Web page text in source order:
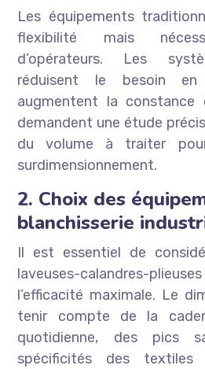
Les équipements
flexibilité mais
d’opérateurs. Les
réduisent le besoin en
augmentent la
demandent une étude
du volume à traiter
surdimensionnement.
2. Choix des
blanchisserie
Il est essentiel de
laveuses-calandres-
l’efficacité maximale. Le
tenir compte de la
quotidienne, des pics
spécificités des textiles